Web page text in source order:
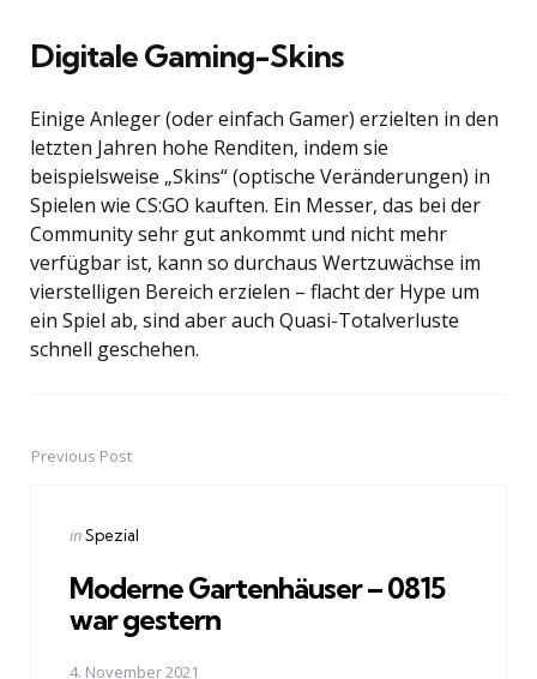
Digitale Gaming-Skins
Einige Anleger (oder einfach Gamer) erzielten in den
letzten Jahren hohe Renditen, indem sie
beispielsweise „Skins“ (optische Veränderungen) in
Spielen wie CS:GO kauften. Ein Messer, das bei der
Community sehr gut ankommt und nicht mehr
verfügbar ist, kann so durchaus Wertzuwächse im
vierstelligen Bereich erzielen – flacht der Hype um
ein Spiel ab, sind aber auch Quasi-Totalverluste
schnell geschehen.
PostPrevious Post
Posted
inSpezial
Moderne Gartenhäuser – 0815
war gestern
4. November 2021